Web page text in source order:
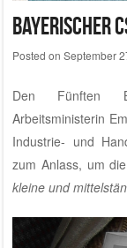
Bayerischer
Posted on September
Den Fünften
Arbeitsministerin
Industrie- und
zum Anlass, um
kleine und